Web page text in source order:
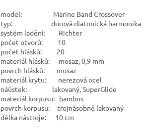
model: Marine Band Crossover
typ: durová diatonická harmonika
systém ladění: Richter
počet otvorů: 10
počet hlásků: 20
materiál hlásků: mosaz, 0,9 mm
povrch hlásků: mosaz
materiál krytu: nerezová ocel
náústek: lakovaný, SuperGlide
materiál korpusu: bambus
povrch korpusu: trojnásobně lakovaný
délka nástroje: 10 cm